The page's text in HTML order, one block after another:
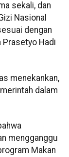
sekali, dan
Nasional
dengan
Prasetyo Hadi
menekankan,
dalam
mengganggu
Makan